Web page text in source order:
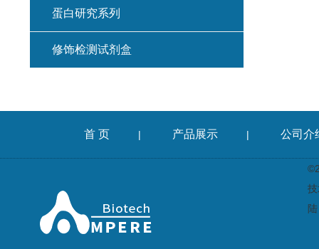
蛋白研究系列
修饰检测试剂盒
首 页 | 产品展示 | 公司介
陆